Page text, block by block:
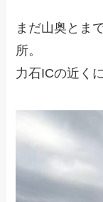
まだ山奥とま
所。
力石ICの近く